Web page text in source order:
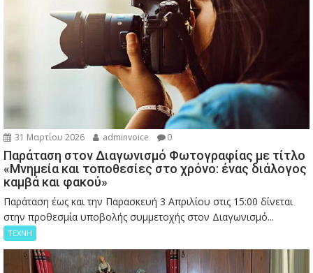
31 Μαρτίου 2026 adminvoice 0
Παράταση στον Διαγωνισμό Φωτογραφίας με τίτλο
«Μνημεία και τοποθεσίες στο χρόνο: ένας διάλογος
καμβά και φακού»
Παράταση έως και την Παρασκευή 3 Απριλίου στις 15:00 δίνεται
στην προθεσμία υποβολής συμμετοχής στον Διαγωνισμό...
ΤΕΧΝΗ